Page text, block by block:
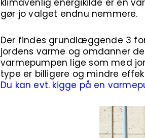
klimavenlig energikilde er en
gør jo valget endnu nemmere.
Der findes grundlæggende 3
jordens varme og omdanner
varmepumpen lige som med
type er billigere og mindre
Du kan evt. kigge på en